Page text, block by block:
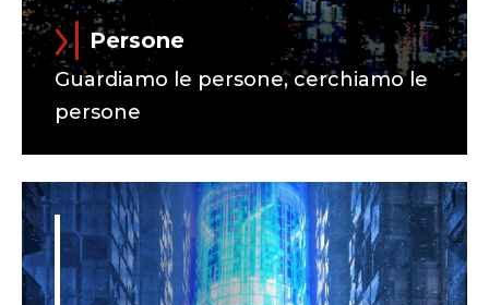
Persone
Guardiamo le persone, cerchiamo le
persone